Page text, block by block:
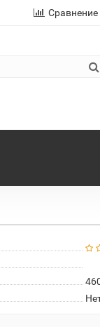
Сравнение